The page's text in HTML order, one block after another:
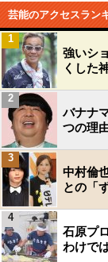
芸能のアクセスラン
強いシ
くした
1
バナナ
つの理
2
中村倫
との「
3
石原プ
わけで
4